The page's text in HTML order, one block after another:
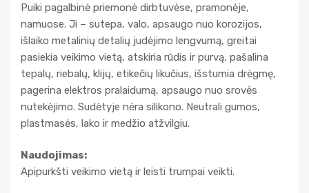
Puiki pagalbinė priemonė dirbtuvėse, pramonėje,
namuose. Ji – sutepa, valo, apsaugo nuo korozijos,
išlaiko metalinių detalių judėjimo lengvumą, greitai
pasiekia veikimo vietą, atskiria rūdis ir purvą, pašalina
tepalų, riebalų, klijų, etikečių likučius, išstumia drėgmę,
pagerina elektros pralaidumą, apsaugo nuo srovės
nutekėjimo. Sudėtyje nėra silikono. Neutrali gumos,
plastmasės, lako ir medžio atžvilgiu.
Naudojimas:
Apipurkšti veikimo vietą ir leisti trumpai veikti.